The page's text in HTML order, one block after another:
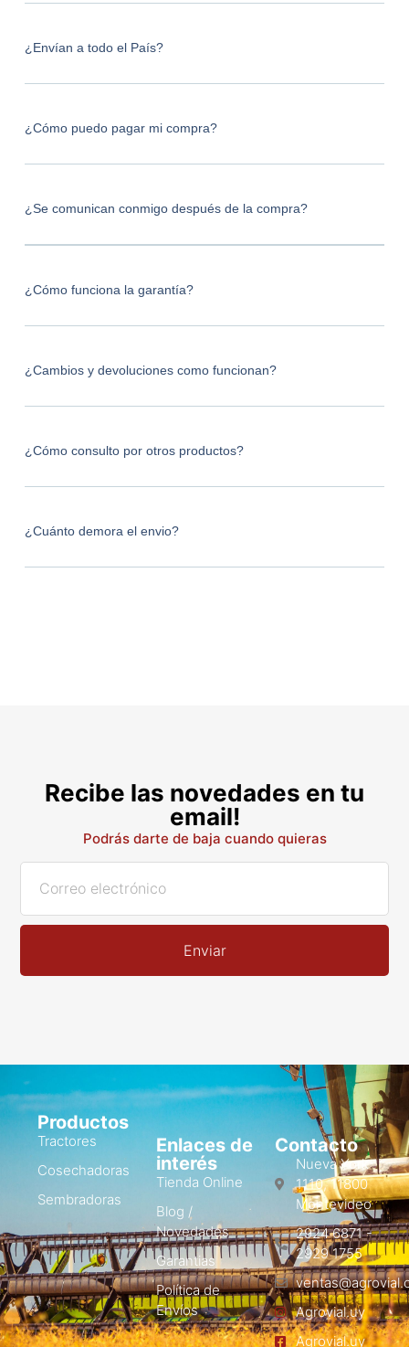
¿Envían a todo el País?
¿Cómo puedo pagar mi compra?
¿Se comunican conmigo después de la compra?
¿Cómo funciona la garantía?
¿Cambios y devoluciones como funcionan?
¿Cómo consulto por otros productos?
¿Cuánto demora el envio?
Recibe las novedades en tu
email!
Podrás darte de baja cuando quieras
Enviar
Productos
Tractores
Cosechadoras
Sembradoras
Enlaces de
interés
Tienda Online
Blog /
Novedades
Garantias
Política de
Envíos
Contacto
Nueva York
1110, 11800
Montevideo
2924 6871 -
2929 1755
Agrovial.uy
Agrovial.uy